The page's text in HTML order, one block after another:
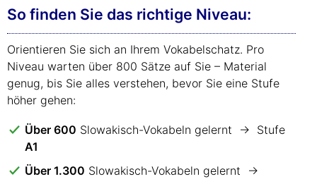
So finden Sie das richtige Niveau:
Orientieren Sie sich an Ihrem Vokabelschatz. Pro
Niveau warten über 800 Sätze auf Sie – Material
genug, bis Sie alles verstehen, bevor Sie eine Stufe
höher gehen:
Über 600 Slowakisch-Vokabeln gelernt → Stufe
A1
Über 1.300 Slowakisch-Vokabeln gelernt →